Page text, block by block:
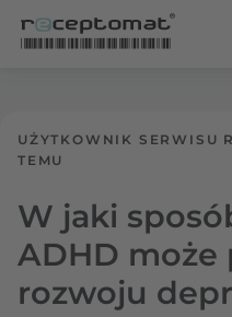
UŻYTKOWNIK SERWISU
TEMU
W jaki
ADHD może
rozwoju